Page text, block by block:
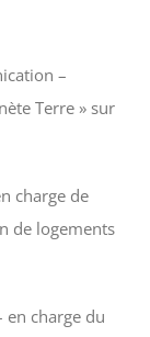
–
Terre » sur
charge de
de logements
en charge du